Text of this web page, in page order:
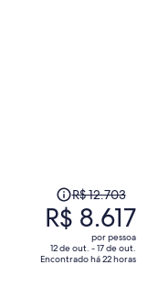
preço
era
R$ 12.703
e
R$ 12.703
R$ 8.617
por pessoa
12 de out. - 17 de out.
Encontrado há 22 horas